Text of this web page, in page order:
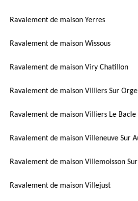
Ravalement de maison Yerres
Ravalement de maison Wissous
Ravalement de maison Viry Chatillon
Ravalement de maison Villiers Sur Orge
Ravalement de maison Villiers Le Bacle
Ravalement de maison Villeneuve Sur
Ravalement de maison Villemoisson
Ravalement de maison Villejust